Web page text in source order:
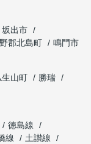
坂出市
郡北島町
鳴門市
生山町
勝瑞
徳島線
線
土讃線